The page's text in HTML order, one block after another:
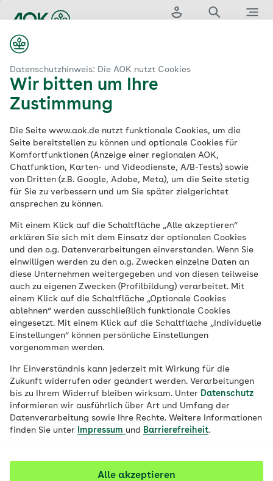
Datenschutzhinweis: Die AOK nutzt Cookies
Wir bitten um Ihre
Zustimmung
Die Seite www.aok.de nutzt funktionale Cookies, um die
Seite bereitstellen zu können und optionale Cookies für
Komfortfunktionen (Anzeige einer regionalen AOK,
Chatfunktion, Karten- und Videodienste, A/B-Tests) sowie
von Dritten (z.B. Google, Adobe, Meta), um die Seite stetig
für Sie zu verbessern und um Sie später zielgerichtet
ansprechen zu können.
Mit einem Klick auf die Schaltfläche „Alle akzeptieren“
erklären Sie sich mit dem Einsatz der optionalen Cookies
und den o.g. Datenverarbeitungen einverstanden. Wenn Sie
einwilligen werden zu den o.g. Zwecken einzelne Daten an
diese Unternehmen weitergegeben und von diesen teilweise
auch zu eigenen Zwecken (Profilbildung) verarbeitet. Mit
einem Klick auf die Schaltfläche „Optionale Cookies
ablehnen“ werden ausschließlich funktionale Cookies
eingesetzt. Mit einem Klick auf die Schaltfläche „Individuelle
Einstellungen“ können persönliche Einstellungen
vorgenommen werden.
Ihr Einverständnis kann jederzeit mit Wirkung für die
Zukunft widerrufen oder geändert werden. Verarbeitungen
bis zu Ihrem Widerruf bleiben wirksam. Unter Datenschutz
informieren wir ausführlich über Art und Umfang der
Datenverarbeitung sowie Ihre Rechte. Weitere Informationen
finden Sie unter
Impressum und Barrierefreiheit.
Alle akzeptieren
Hauptinhalt
springen
Besser leben mit
Diabetes
Diagnose Diabetes